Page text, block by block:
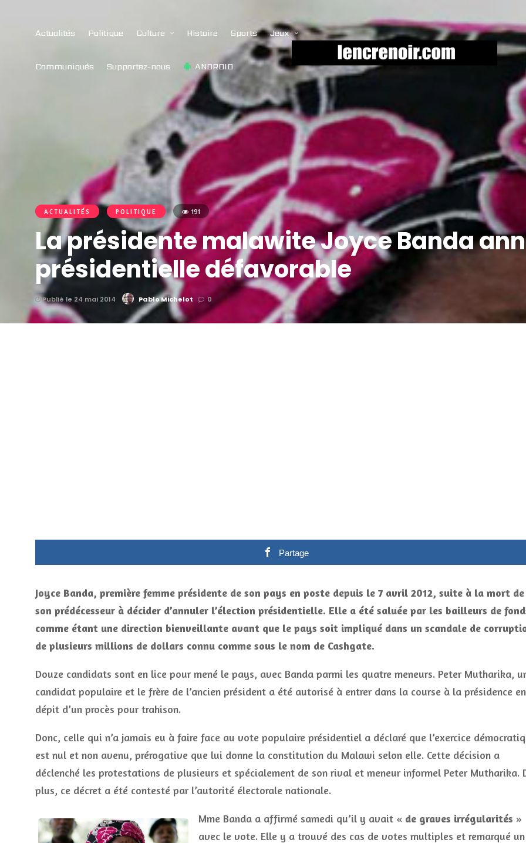
Actualités Politique Culture Histoire Sports Jeux
Communiqués Supportez-nous ANDROID
ACTUALITÉS POLITIQUE 191
La présidente malawite Joyce Banda
présidentielle défavorable
Publié le 24 mai 2014 Pablo Michelot 0
Partage
Joyce Banda, première femme présidente de son pays en poste depuis le 7 avril 2012, suite à la mort de
son prédécesseur à décider d’annuler l’élection présidentielle. Elle a été saluée par les bailleurs de
comme étant une direction bienveillante avant que le pays soit impliqué dans un scandale de
de plusieurs millions de dollars connu comme sous le nom de Cashgate.
Douze candidats sont en lice pour mené le pays, avec Banda parmi les quatre meneurs. Peter Mutharika,
candidat populaire et le frère de l’ancien président a été autorisé à entrer dans la course à la présidence en
dépit d’un procès pour trahison.
Donc, celle qui n’a jamais eu à faire face au vote populaire présidentiel a déclaré que l’exercice
est nul et non avenu, prérogative que lui donne la constitution du Malawi selon elle. Cette décision a
déclenché les protestations de plusieurs et spécialement de son rival et meneur informel Peter Mutharika.
plus, ce décret a été contesté par l’autorité électorale nationale.
Mme Banda a affirmé samedi qu’il y avait « de graves irrégularités »
avec le vote. Elle y a trouvé des cas de votes multiples et remarqué un